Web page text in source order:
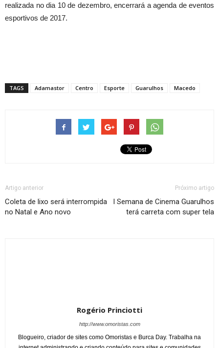
realizada no dia 10 de dezembro, encerrará a agenda de eventos
esportivos de 2017.
TAGS Adamastor Centro Esporte Guarulhos Macedo
Artigo anterior
Coleta de lixo será interrompida
no Natal e Ano novo
Próximo artigo
I Semana de Cinema Guarulhos
terá carreta com super tela
Rogério Princiotti
http://www.omoristas.com
Blogueiro, criador de sites como Omoristas e Burca Day. Trabalha na